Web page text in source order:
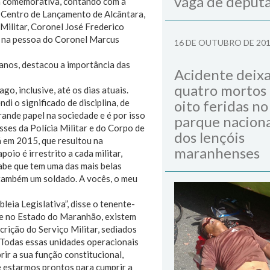
de Lançamento de Alcântara,
Coronel José Frederico
pessoa do Coronel Marcus
destacou a importância das
inclusive, até os dias atuais.
o significado de disciplina, de
papel na sociedade e é por isso
da Polícia Militar e do Corpo de
2015, que resultou na
é irrestrito a cada militar,
que tem uma das mais belas
um soldado. A vocês, o meu
Legislativa”, disse o tenente-
no Estado do Maranhão, existem
do Serviço Militar, sediados
essas unidades operacionais
a sua função constitucional,
prontos para cumprir a
16 DE OUTUBRO DE
Acidente
quatro mortos
oito feridas no
parque
dos lençóis
maranhenses